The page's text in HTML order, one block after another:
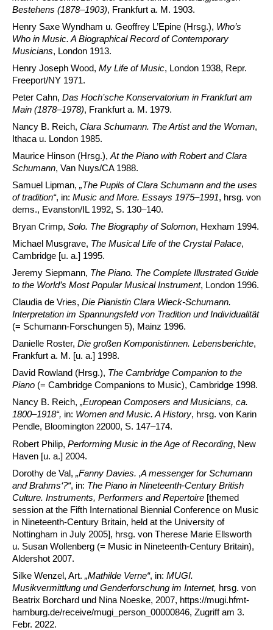
Bestehens (1878–1903), Frankfurt a. M. 1903.
Henry Saxe Wyndham u. Geoffrey L’Epine (Hrsg.), Who’s
Who in Music. A Biographical Record of Contemporary
Musicians, London 1913.
Henry Joseph Wood, My Life of Music, London 1938, Repr.
Freeport/NY 1971.
Peter Cahn, Das Hoch’sche Konservatorium in Frankfurt am
Main (1878–1978), Frankfurt a. M. 1979.
Nancy B. Reich, Clara Schumann. The Artist and the Woman,
Ithaca u. London 1985.
Maurice Hinson (Hrsg.), At the Piano with Robert and Clara
Schumann, Van Nuys/CA 1988.
Samuel Lipman, „The Pupils of Clara Schumann and the uses
of tradition“, in: Music and More. Essays 1975–1991, hrsg. von
dems., Evanston/IL 1992, S. 130–140.
Bryan Crimp, Solo. The Biography of Solomon, Hexham 1994.
Michael Musgrave, The Musical Life of the Crystal Palace,
Cambridge [u. a.] 1995.
Jeremy Siepmann, The Piano. The Complete Illustrated Guide
to the World’s Most Popular Musical Instrument, London 1996.
Claudia de Vries, Die Pianistin Clara Wieck-Schumann.
Interpretation im Spannungsfeld von Tradition und Individualität
(= Schumann-Forschungen 5), Mainz 1996.
Danielle Roster, Die großen Komponistinnen. Lebensberichte,
Frankfurt a. M. [u. a.] 1998.
David Rowland (Hrsg.), The Cambridge Companion to the
Piano (= Cambridge Companions to Music), Cambridge 1998.
Nancy B. Reich, „European Composers and Musicians, ca.
1800–1918“, in: Women and Music. A History, hrsg. von Karin
Pendle, Bloomington 22000, S. 147–174.
Robert Philip, Performing Music in the Age of Recording, New
Haven [u. a.] 2004.
Dorothy de Val, „Fanny Davies. ‚A messenger for Schumann
and Brahms‘?“, in: The Piano in Nineteenth-Century British
Culture. Instruments, Performers and Repertoire [themed
session at the Fifth International Biennial Conference on Music
in Nineteenth-Century Britain, held at the University of
Nottingham in July 2005], hrsg. von Therese Marie Ellsworth
u. Susan Wollenberg (= Music in Nineteenth-Century Britain),
Aldershot 2007.
Silke Wenzel, Art. „Mathilde Verne“, in: MUGI.
Musikvermittlung und Genderforschung im Internet, hrsg. von
Beatrix Borchard und Nina Noeske, 2007, https://mugi.hfmt-
hamburg.de/receive/mugi_person_00000846, Zugriff am 3.
Febr. 2022.